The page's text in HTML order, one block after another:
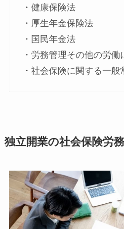
・健康保険法
・厚生年金保険法
・国民年金法
・労務管理その他の労
・社会保険に関する一般
独立開業の社会保険労